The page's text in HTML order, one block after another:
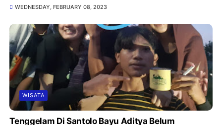
WEDNESDAY, FEBRUARY 08, 2023
WISATA
Tenggelam Di Santolo Bayu Aditya Belum